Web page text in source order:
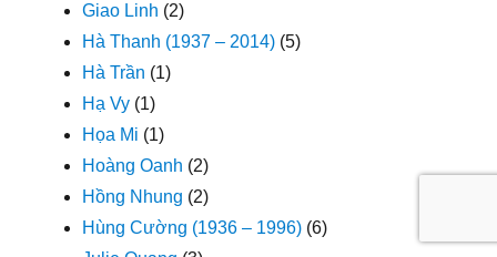
Giao Linh (2)
Hà Thanh (1937 – 2014) (5)
Hà Trần (1)
Hạ Vy (1)
Họa Mi (1)
Hoàng Oanh (2)
Hồng Nhung (2)
Hùng Cường (1936 – 1996) (6)